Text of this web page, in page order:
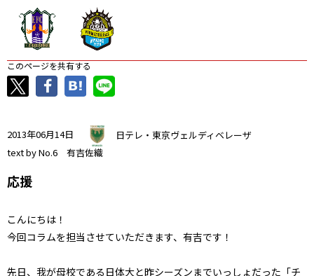
このページを共有する
2013年06月14日
日テレ・東京ヴェルディベレーザ
text by No.6 有吉佐織
応援
こんにちは！
今回コラムを担当させていただきます、有吉です！
先日、我が母校である日体大と昨シーズンまでいっしょだった「チ